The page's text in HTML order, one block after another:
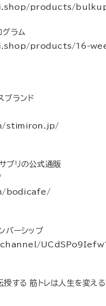
products/
ラム
products/16-
ブランド
stimiron.jp/
プリの公式通販
bodicafe/
ーシップ
する 筋トレは人生を変える